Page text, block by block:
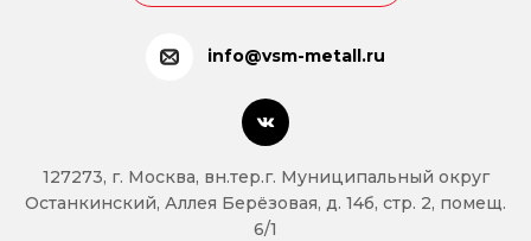
info@vsm-metall.ru
127273, г. Москва, вн.тер.г. Муниципальный округ
Останкинский, Аллея Берёзовая, д. 14б, стр. 2, помещ.
6/1